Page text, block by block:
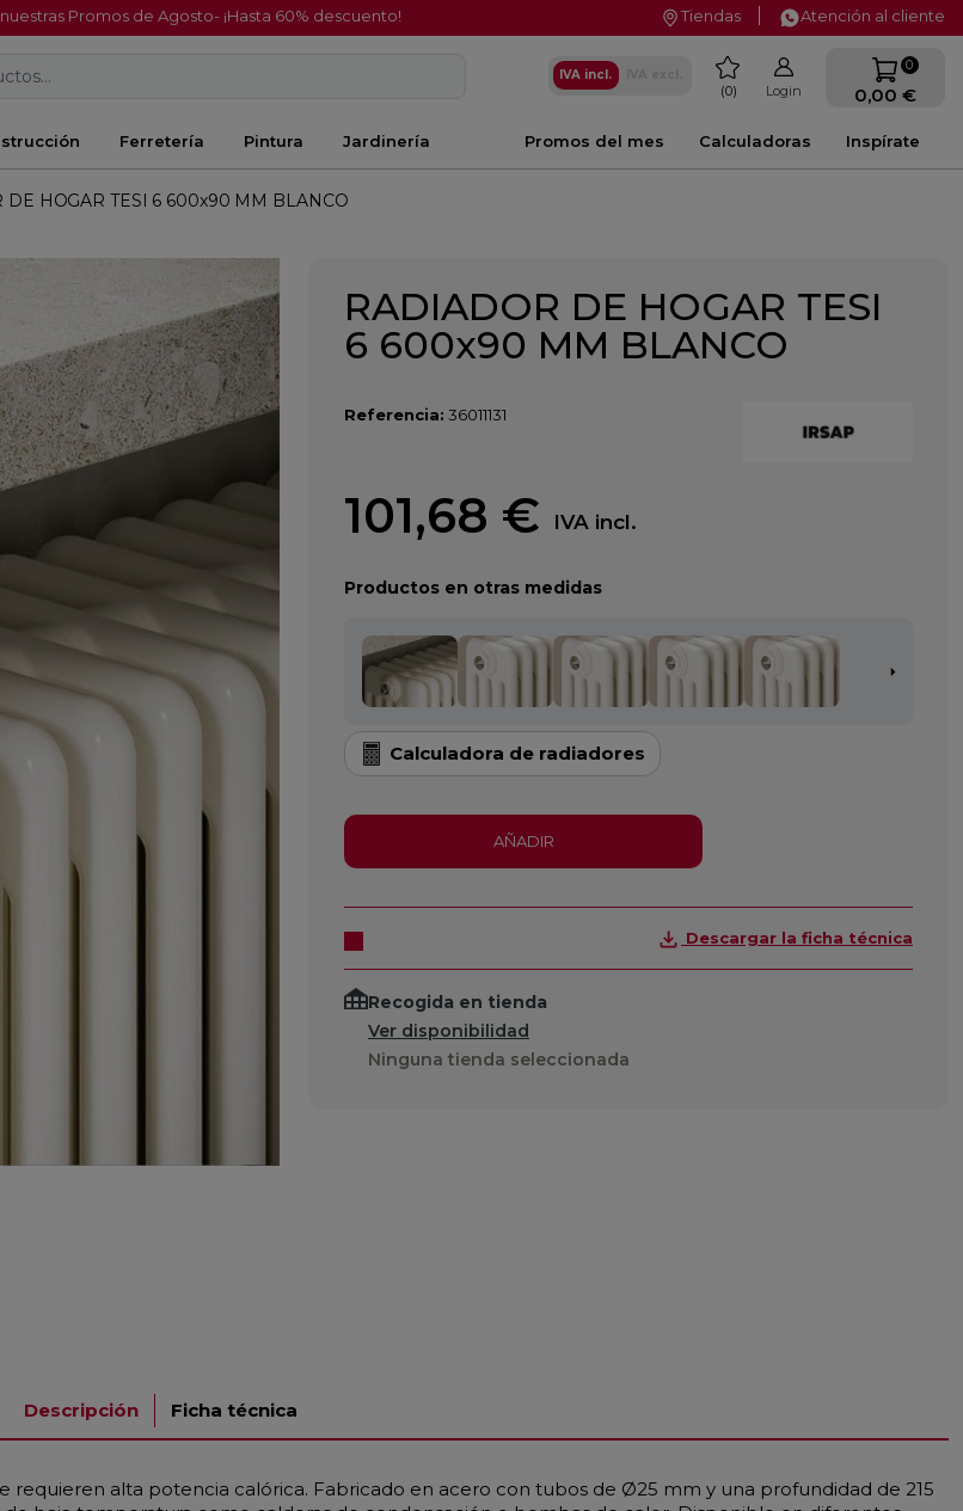
Promos de Agosto- ¡Hasta 60% descuento! Tiendas Atención al cliente
IVA incl. favorite
0 Login
0
0,00 €
Ferretería Pintura Jardinería Inspírate
Calculadoras
Promos del mes
DE HOGAR TESI 6 600x90 MM BLANCO
RADIADOR DE HOGAR TESI
6 600x90 MM BLANCO
Referencia: 36011131
101,68 € IVA incl.
Productos en otras medidas
Calculadora de radiadores
AÑADIR
Descargar la ficha técnica
Recogida en tienda
Ver disponibilidad
Ninguna tienda seleccionada
Descripción Ficha técnica
requieren alta potencia calórica. Fabricado en acero con tubos de Ø25 mm y una profundidad de 215